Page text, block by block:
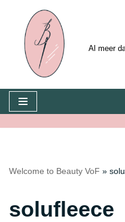
Skip
content
Al meer
Welcome to Beauty VoF »
solufleece